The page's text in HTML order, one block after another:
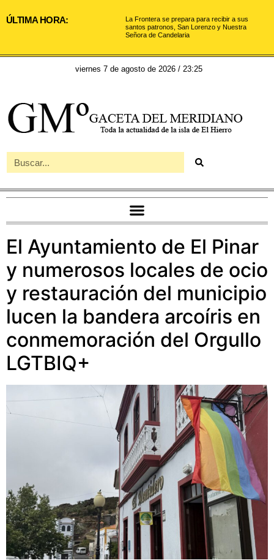
ÚLTIMA HORA:
La Frontera se prepara para recibir a sus
santos patronos, San Lorenzo y Nuestra
Señora de Candelaria
viernes 7 de agosto de 2026 / 23:25
El Ayuntamiento de El Pinar
y numerosos locales de ocio
y restauración del municipio
lucen la bandera arcoíris en
conmemoración del Orgullo
LGTBIQ+